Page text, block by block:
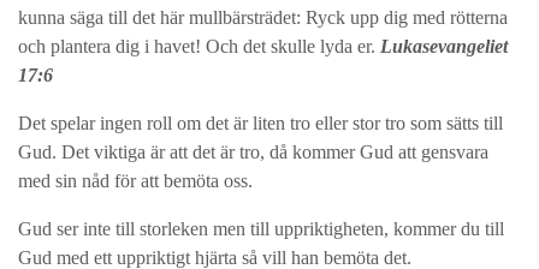
kunna säga till det här mullbärsträdet: Ryck upp dig med rötterna
och plantera dig i havet! Och det skulle lyda er. Lukasevangeliet
17:6
Det spelar ingen roll om det är liten tro eller stor tro som sätts till
Gud. Det viktiga är att det är tro, då kommer Gud att gensvara
med sin nåd för att bemöta oss.
Gud ser inte till storleken men till uppriktigheten, kommer du till
Gud med ett uppriktigt hjärta så vill han bemöta det.